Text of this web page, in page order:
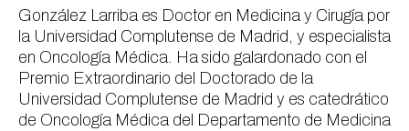
González Larriba es Doctor en Medicina y Cirugía por
la Universidad Complutense de Madrid, y especialista
en Oncología Médica. Ha sido galardonado con el
Premio Extraordinario del Doctorado de la
Universidad Complutense de Madrid y es catedrático
de Oncología Médica del Departamento de Medicina